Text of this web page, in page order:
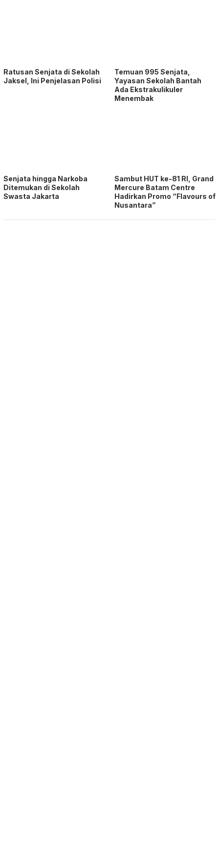
Ratusan Senjata di Sekolah
Jaksel, Ini Penjelasan Polisi
Temuan 995 Senjata,
Yayasan Sekolah Bantah
Ada Ekstrakulikuler
Menembak
Senjata hingga Narkoba
Ditemukan di Sekolah
Swasta Jakarta
Sambut HUT ke-81 RI, Grand
Mercure Batam Centre
Hadirkan Promo “Flavours of
Nusantara”